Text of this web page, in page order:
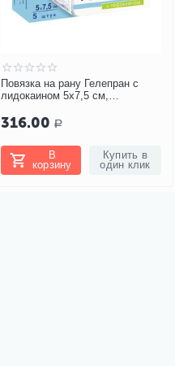
Повязка на рану Гелепран с
лидокаином 5х7,5 см,
обезболивающая, 1 шт.
316.00 Р
В
корзину
Купить в
один клик